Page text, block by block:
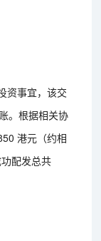
资事宜，该交
。根据相关协
港元（约相
配发总共